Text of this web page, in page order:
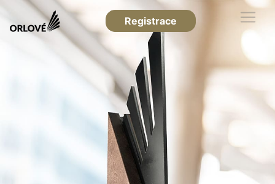
Registrace